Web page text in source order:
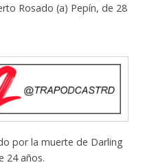
Rosado (a) Pepín, de 28
por la muerte de Darling
24 años.